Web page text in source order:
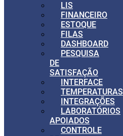
LIS
FINANCEIRO
ESTOQUE
FILAS
DASHBOARD
PESQUISA
DE
SATISFAÇÃO
INTERFACE
TEMPERATURAS
INTEGRAÇÕES
LABORATÓRIOS
APOIADOS
CONTROLE